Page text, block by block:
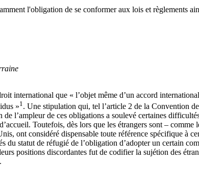
l'obligation de se conformer aux lois et règlements
international que « l’objet même d’un accord
»1 . Une stipulation qui, tel l’article 2 de la Convention
l’ampleur de ces obligations a soulevé certaines
Toutefois, dès lors que les étrangers sont – comme
ont considéré dispensable toute référence spécifique à
du statut de réfugié de l’obligation d’adopter un certain
positions discordantes fut de codifier la sujétion des